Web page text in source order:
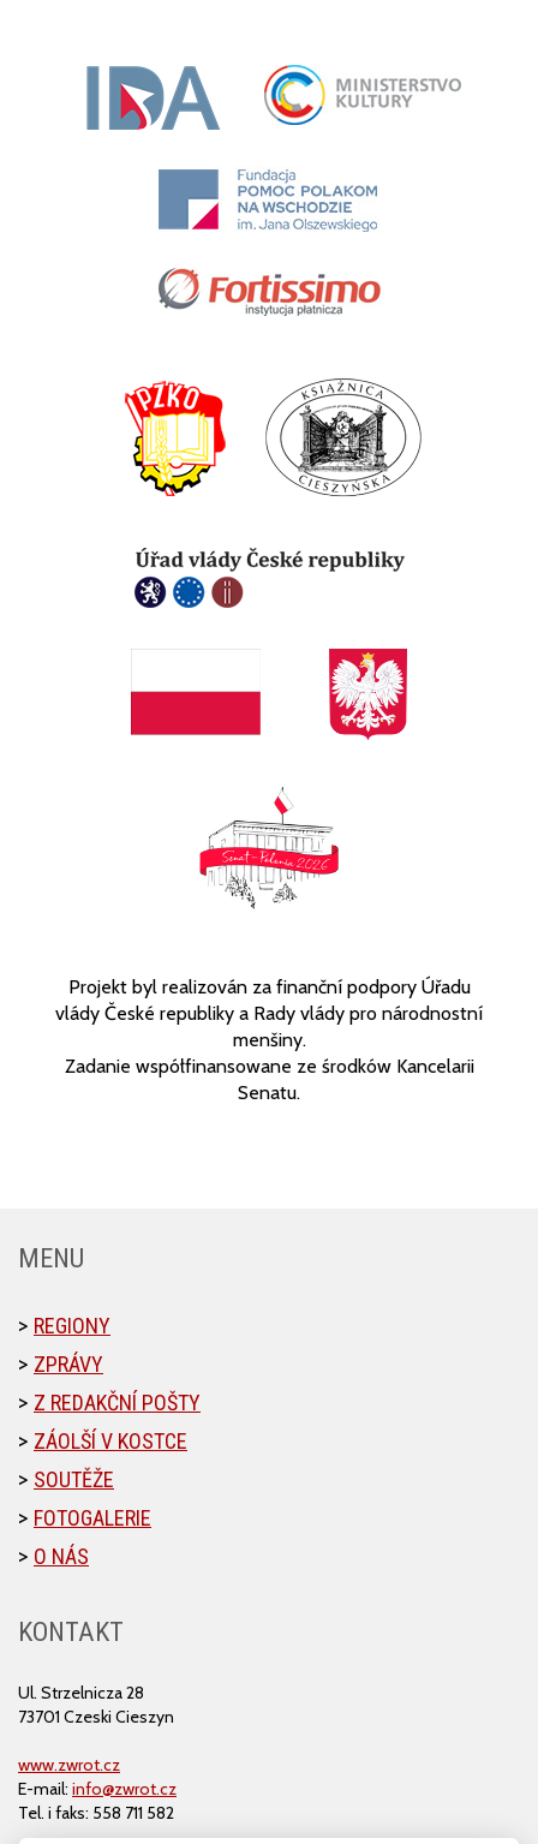
Projekt byl realizován za finanční podpory Úřadu
vlády České republiky a Rady vlády pro národnostní
menšiny.
Zadanie współfinansowane ze środków Kancelarii
Senatu.
MENU
REGIONY
ZPRÁVY
Z REDAKČNÍ POŠTY
ZÁOLŠÍ V KOSTCE
SOUTĚŽE
FOTOGALERIE
O NÁS
KONTAKT
Ul. Strzelnicza 28
73701 Czeski Cieszyn
www.zwrot.cz
E-mail: info@zwrot.cz
Tel. i faks: 558 711 582